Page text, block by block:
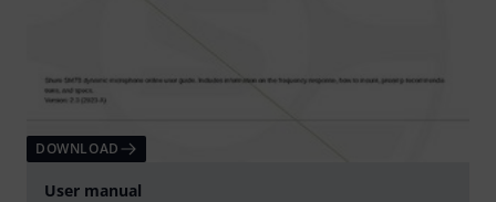
DOWNLOAD
User manual